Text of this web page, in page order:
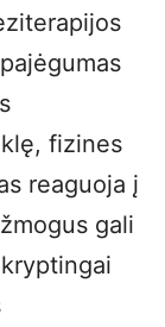
fizines
reaguoja į
gali